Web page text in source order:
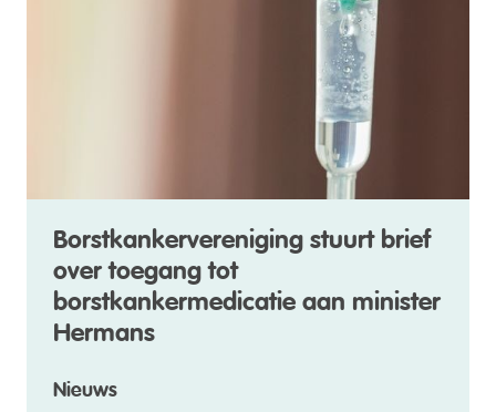
Borstkankervereniging stuurt brief
over toegang tot
borstkankermedicatie aan minister
Hermans
Nieuws